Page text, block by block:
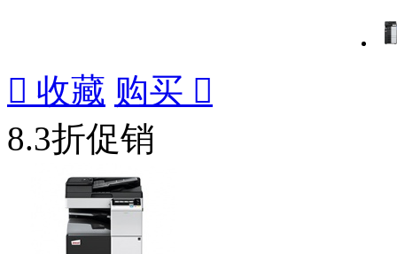
 收藏 购买 
8.3折促销